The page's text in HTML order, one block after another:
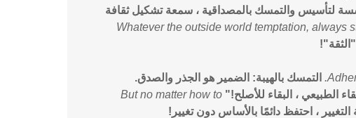
لتأسيس والتمسك بالمصداقية ، سمعة تشكيل ثقافة
Whatever the outside world temptation, always
التمسك بالهيبة: الضمير هو الجذر والصدق.
الطبيعي ، البقاء للأصلح!" But no matter how to
، احتفظ دائمًا بالأساس دون تغيير!